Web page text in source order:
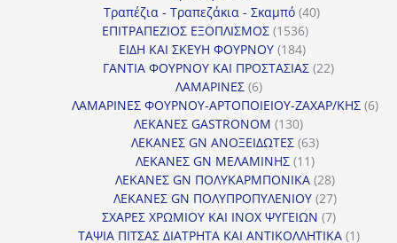
προϊόντα
Τραπέζια - Τραπεζάκια - Σκαμπό 4040
ΕΠΙΤΡΑΠΕΖΙΟΣ ΕΞΟΠΛΙΣΜΟΣ 15361536
προϊόντα
ΕΙΔΗ ΚΑΙ ΣΚΕΥΗ ΦΟΥΡΝΟΥ 184184
προϊόντα
ΓΑΝΤΙΑ ΦΟΥΡΝΟΥ ΚΑΙ ΠΡΟΣΤΑΣΙΑΣ 2222
ΛΑΜΑΡΙΝΕΣ 66
προϊόντα
ΛΑΜΑΡΙΝΕΣ ΦΟΥΡΝΟΥ-ΑΡΤΟΠΟΙΕΙΟΥ-ΖΑΧΑΡ/ΚΗΣ 66
ΛΕΚΑΝΕΣ GASTRONOM 130130
προϊόντα
ΛΕΚΑΝΕΣ GN ΑΝΟΞΕΙΔΩΤΕΣ 6363
ΛΕΚΑΝΕΣ GN ΜΕΛΑΜΙΝΗΣ 1111
προϊόντα
ΛΕΚΑΝΕΣ GN ΠΟΛΥΚΑΡΜΠΟΝΙΚΑ 2828
προϊόντα
ΛΕΚΑΝΕΣ GN ΠΟΛΥΠΡΟΠΥΛΕΝΙΟΥ 2727
προϊόντα
ΣΧΑΡΕΣ ΧΡΩΜΙΟΥ ΚΑΙ INOX ΨΥΓΕΙΩΝ 77
προϊόντα
ΤΑΨΙΑ ΠΙΤΣΑΣ ΔΙΑΤΡΗΤΑ ΚΑΙ ΑΝΤΙΚΟΛΛΗΤΙΚΑ 11